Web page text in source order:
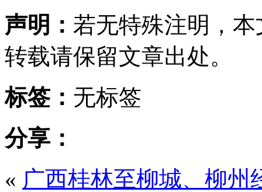
声明： 若无特殊注明，
转载请保留文章出处。
标签： 无标签
分享：
« 广西桂林至柳城、柳州